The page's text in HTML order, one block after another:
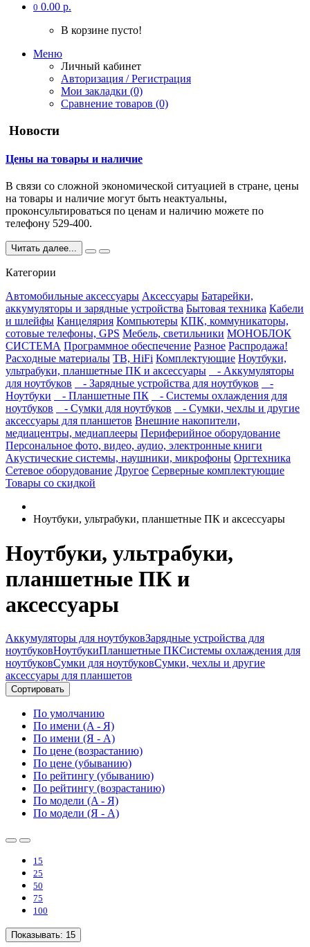
0 0.00 р.
В корзине пусто!
Меню
Личный кабинет
Авторизация / Регистрация
Мои закладки (0)
Сравнение товаров (0)
Новости
Цены на товары и наличие
В связи со сложной экономической ситуацией в стране, цены
на товары и наличие могут быть неактуальны,
проконсультироваться по ценам и наличию можете по
телефону 529-400.
Читать далее...
Категории
Автомобильные аксессуары Аксессуары Батарейки,
аккумуляторы и зарядные устройства Бытовая техника Кабели
и шлейфы Канцелярия Компьютеры КПК, коммуникаторы,
сотовые телефоны, GPS Мебель, светильники МОНОБЛОК
СИСТЕМА Программное обеспечение Разное Распродажа!
Расходные материалы ТВ, HiFi Комплектующие Ноутбуки,
ультрабуки, планшетные ПК и аксессуары
- Аккумуляторы
для ноутбуков
- Зарядные устройства для ноутбуков
-
Ноутбуки
- Планшетные ПК
- Системы охлаждения для
ноутбуков
- Сумки для ноутбуков
- Сумки, чехлы и другие
аксессуары для планшетов Внешние накопители,
медиацентры, медиаплееры Периферийное оборудование
Персональное фото, видео, аудио, электронные книги
Акустические системы, наушники, микрофоны Оргтехника
Сетевое оборудование Другое Серверные комплектующие
Товары со скидкой
Ноутбуки, ультрабуки, планшетные ПК и аксессуары
Ноутбуки, ультрабуки,
планшетные ПК и
аксессуары
Аккумуляторы для ноутбуковЗарядные устройства для
ноутбуковНоутбукиПланшетные ПКСистемы охлаждения для
ноутбуковСумки для ноутбуковСумки, чехлы и другие
аксессуары для планшетов
Сортировать
По умолчанию
По имени (A - Я)
По имени (Я - A)
По цене (возрастанию)
По цене (убыванию)
По рейтингу (убыванию)
По рейтингу (возрастанию)
По модели (A - Я)
По модели (Я - A)
15
25
50
75
100
Показывать: 15